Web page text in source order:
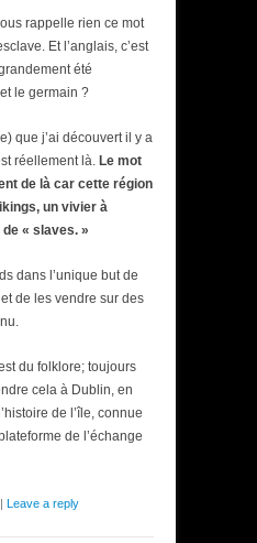
rappelle rien ce mot
Et l’anglais, c’est
été
le germain ?
que j’ai découvert il y a
réellement là. Le mot
de là car cette région
un vivier à
« slaves. »
dans l’unique but de
de les vendre sur des
du folklore; toujours
cela à Dublin, en
de l’île, connue
de l’échange
Leave a reply